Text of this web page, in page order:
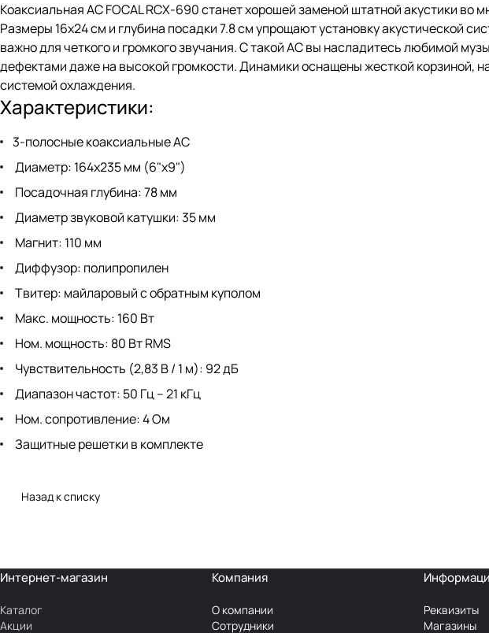
Коаксиальная АС FOCAL RCX-690 станет хорошей заменой штатной акустики
Размеры 16x24 см и глубина посадки 7.8 см упрощают установку акустической
важно для четкого и громкого звучания. С такой АС вы насладитесь любимой
дефектами даже на высокой громкости. Динамики оснащены жесткой корзиной,
системой охлаждения.
Характеристики:
3-полосные коаксиальные АС
Диаметр: 164х235 мм (6"х9")
Посадочная глубина: 78 мм
Диаметр звуковой катушки: 35 мм
Магнит: 110 мм
Диффузор: полипропилен
Твитер: майларовый с обратным куполом
Макс. мощность: 160 Вт
Ном. мощность: 80 Вт RMS
Чувствительность (2,83 В / 1 м): 92 дБ
Диапазон частот: 50 Гц – 21 кГц
Ном. сопротивление: 4 Ом
Защитные решетки в комплекте
Назад к списку
Интернет-магазин
Каталог
Акции
Компания
О компании
Сотрудники
Реквизиты
Магазины